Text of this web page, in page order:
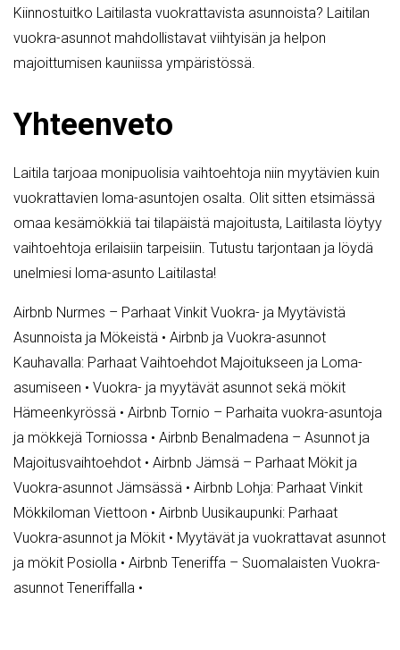
Kiinnostuitko Laitilasta vuokrattavista asunnoista? Laitilan
vuokra-asunnot mahdollistavat viihtyisän ja helpon
majoittumisen kauniissa ympäristössä.
Yhteenveto
Laitila tarjoaa monipuolisia vaihtoehtoja niin myytävien kuin
vuokrattavien loma-asuntojen osalta. Olit sitten etsimässä
omaa kesämökkiä tai tilapäistä majoitusta, Laitilasta löytyy
vaihtoehtoja erilaisiin tarpeisiin. Tutustu tarjontaan ja löydä
unelmiesi loma-asunto Laitilasta!
Airbnb Nurmes – Parhaat Vinkit Vuokra- ja Myytävistä
Asunnoista ja Mökeistä • Airbnb ja Vuokra-asunnot
Kauhavalla: Parhaat Vaihtoehdot Majoitukseen ja Loma-
asumiseen • Vuokra- ja myytävät asunnot sekä mökit
Hämeenkyrössä • Airbnb Tornio – Parhaita vuokra-asuntoja
ja mökkejä Torniossa • Airbnb Benalmadena – Asunnot ja
Majoitusvaihtoehdot • Airbnb Jämsä – Parhaat Mökit ja
Vuokra-asunnot Jämsässä • Airbnb Lohja: Parhaat Vinkit
Mökkiloman Viettoon • Airbnb Uusikaupunki: Parhaat
Vuokra-asunnot ja Mökit • Myytävät ja vuokrattavat asunnot
ja mökit Posiolla • Airbnb Teneriffa – Suomalaisten Vuokra-
asunnot Teneriffalla •